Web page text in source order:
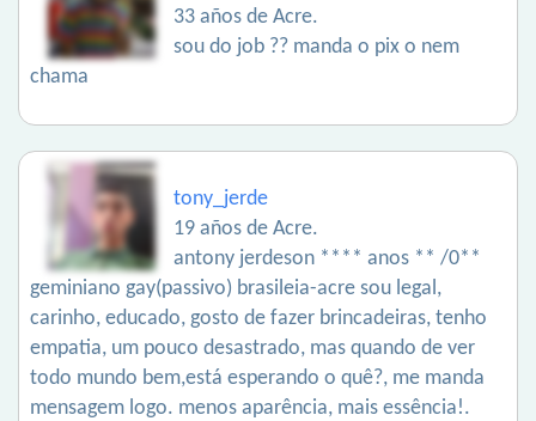
33 años de Acre.
sou do job ?? manda o pix o nem
chama
tony_jerde
19 años de Acre.
antony jerdeson **** anos ** /0**
geminiano gay(passivo) brasileia-acre sou legal,
carinho, educado, gosto de fazer brincadeiras, tenho
empatia, um pouco desastrado, mas quando de ver
todo mundo bem,está esperando o quê?, me manda
mensagem logo. menos aparência, mais essência!.